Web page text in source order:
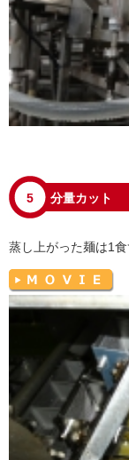
5 分量カット
蒸し上がった麺は1食